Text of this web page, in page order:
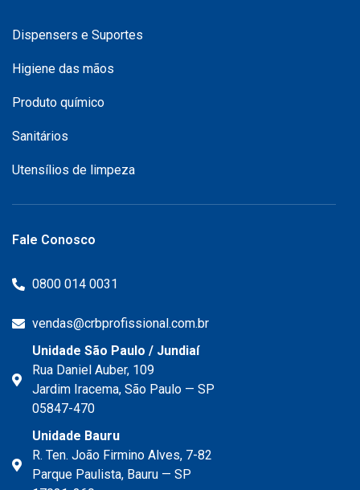
Dispensers e Suportes
Higiene das mãos
Produto químico
Sanitários
Utensílios de limpeza
Fale Conosco
0800 014 0031
vendas@crbprofissional.com.br
Unidade São Paulo / Jundiaí
Rua Daniel Auber, 109
Jardim Iracema, São Paulo — SP
05847-470
Unidade Bauru
R. Ten. João Firmino Alves, 7-82
Parque Paulista, Bauru — SP